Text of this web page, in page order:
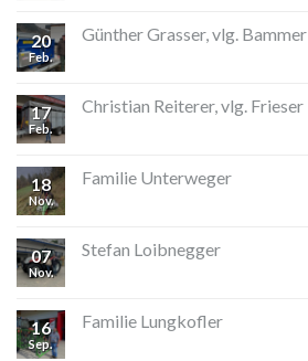
20
Feb.
Günther Grasser, vlg. Bammer
17
Feb.
Christian Reiterer, vlg. Frieser
18
Nov.
Familie Unterweger
07
Nov.
Stefan Loibnegger
16
Sep.
Familie Lungkofler